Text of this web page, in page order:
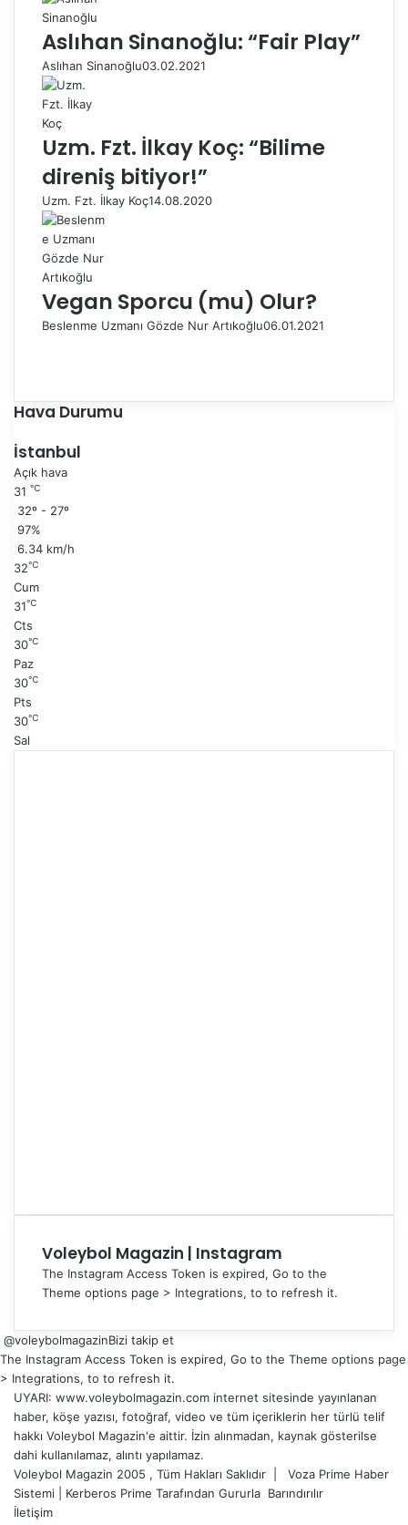
Aslıhan Sinanoğlu: “Fair Play”
Aslıhan Sinanoğlu03.02.2021
Uzm. Fzt. İlkay Koç: “Bilime
direniş bitiyor!”
Uzm. Fzt. İlkay Koç14.08.2020
Vegan Sporcu (mu) Olur?
Beslenme Uzmanı Gözde Nur Artıkoğlu06.01.2021
e
k
s
a
n
k
i
f
Hava Durumu
İstanbul
Açık hava
31 ℃
32º - 27º
97%
6.34 km/h
32℃
Cum
31℃
Cts
30℃
Paz
30℃
Pts
30℃
Sal
Voleybol Magazin | Instagram
The Instagram Access Token is expired, Go to the
Theme options page > Integrations, to to refresh it.
@voleybolmagazinBizi takip et
The Instagram Access Token is expired, Go to the Theme options page
> Integrations, to to refresh it.
UYARI: www.voleybolmagazin.com internet sitesinde yayınlanan
haber, köşe yazısı, fotoğraf, video ve tüm içeriklerin her türlü telif
hakkı Voleybol Magazin'e aittir. İzin alınmadan, kaynak gösterilse
dahi kullanılamaz, alıntı yapılamaz.
Voleybol Magazin 2005 , Tüm Hakları Saklıdır | Voza Prime Haber
Sistemi
Kerberos Prime Tarafından Gururla Barındırılır
İletişim